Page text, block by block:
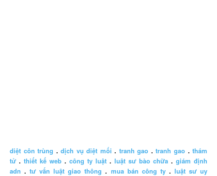
diệt côn trùng .dịch vụ diệt mối . tranh gao .tranh gao .thám
tử . thiết kế web . công ty luật . luật sư bào chữa . giám định
adn .tư vấn luật giao thông . mua bán công ty. luật sư uy